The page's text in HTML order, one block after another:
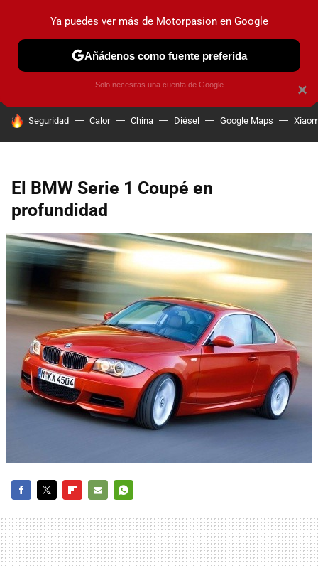
PRUEBAS COCHES ELÉCTRICOS OBSERVATORIO
HOY SE HABLA DE
Seguridad Calor China Diésel Google Maps
El BMW Serie 1 Coupé en
profundidad
MAIL
×
Ya puedes ver más de Motorpasion en Google
Añádenos como fuente preferida
Solo necesitas una cuenta de Google